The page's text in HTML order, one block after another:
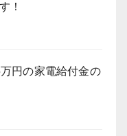
！
円の家電給付金の